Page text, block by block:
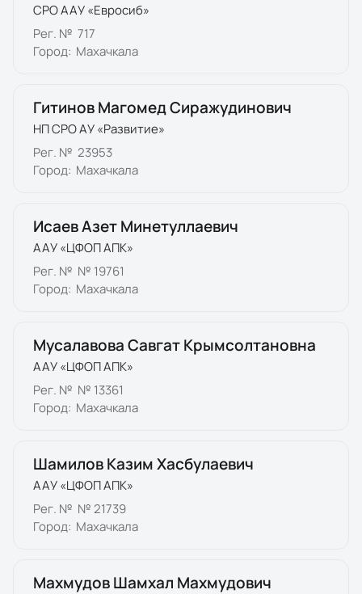
СРО ААУ «Евросиб»
Рег. № 717
Город: Махачкала
Гитинов Магомед Сиражудинович
НП СРО АУ «Развитие»
Рег. № 23953
Город: Махачкала
Исаев Азет Минетуллаевич
ААУ «ЦФОП АПК»
Рег. № № 19761
Город: Махачкала
Мусалавова Савгат Крымсолтановна
ААУ «ЦФОП АПК»
Рег. № № 13361
Город: Махачкала
Шамилов Казим Хасбулаевич
ААУ «ЦФОП АПК»
Рег. № № 21739
Город: Махачкала
Махмудов Шамхал Махмудович